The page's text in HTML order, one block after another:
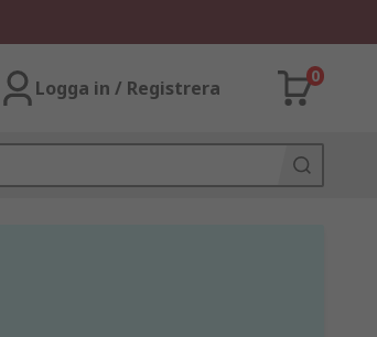
Logga in / Registrera
0